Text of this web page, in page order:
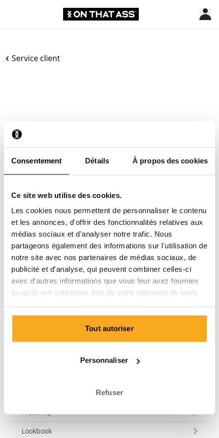
Consentement Détails À propos des cookies
Ce site web utilise des cookies.
Les cookies nous permettent de personnaliser le contenu
et les annonces, d'offrir des fonctionnalités relatives aux
médias sociaux et d'analyser notre trafic. Nous
partageons également des informations sur l'utilisation de
notre site avec nos partenaires de médias sociaux, de
publicité et d'analyse, qui peuvent combiner celles-ci
avec d'autres informations que vous leur avez fournies
ou qu'ils ont collectées lors de votre utilisation de leurs
Tout autoriser
Personnaliser
Refuser
Service client
Nous sommes à votre disposition 24 h/24 et 7 j/7 !
Utilisez notre chatbot pour obtenir une réponse rapide.
Cliquez sur « Nous contacter », sélectionnez votre type
également nous joindre à l’adresse hello-
fr@onthatass.com. Nous nous efforçons de répondre à
votre question dans les 3 jours ouvrables. Tel: +31 73
303 41 75 (lun–ven, 09:00–12:00).
Envoyer un message
Webshop
Lookbook